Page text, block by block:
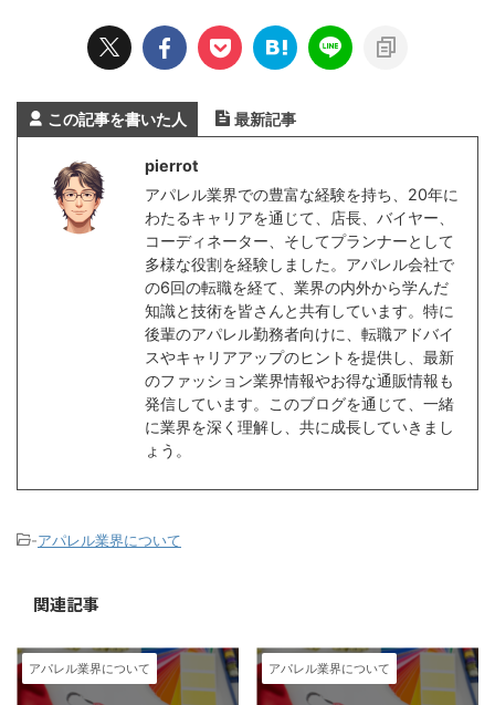
この記事を書いた人 最新記事
pierrot
アパレル業界での豊富な経験を持ち、20年に
わたるキャリアを通じて、店長、バイヤー、
コーディネーター、そしてプランナーとして
多様な役割を経験しました。アパレル会社で
の6回の転職を経て、業界の内外から学んだ
知識と技術を皆さんと共有しています。特に
後輩のアパレル勤務者向けに、転職アドバイ
スやキャリアアップのヒントを提供し、最新
のファッション業界情報やお得な通販情報も
発信しています。このブログを通じて、一緒
に業界を深く理解し、共に成長していきまし
ょう。
-アパレル業界について
関連記事
アパレル業界について アパレル業界について